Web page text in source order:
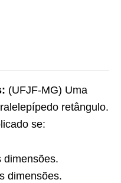
(UFJF-MG) Uma
retângulo.
se:
dimensões.
dimensões.